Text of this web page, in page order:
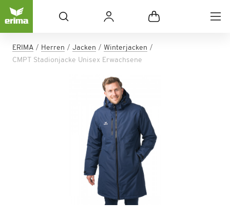
ERIMA Herren Jacken
Winterjacken
CMPT Stadionjacke Unisex Erwachsene